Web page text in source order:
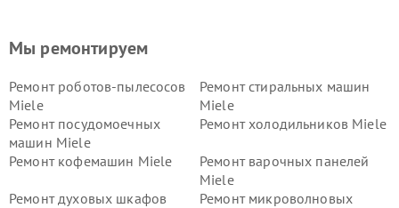
Мы ремонтируем
Ремонт роботов-пылесосов
Miele
Ремонт стиральных машин
Miele
Ремонт посудомоечных
машин Miele
Ремонт холодильников Miele
Ремонт кофемашин Miele
Ремонт варочных панелей
Miele
Ремонт духовых шкафов
Ремонт микроволновых